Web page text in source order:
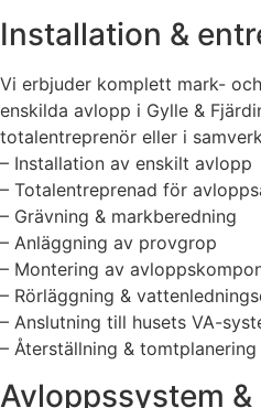
Installation &
Vi erbjuder komplett mark-
enskilda avlopp i Gylle &
totalentreprenör eller i
– Installation av enskilt avlopp
– Totalentreprenad för
– Grävning & markberedning
– Anläggning av provgrop
– Montering av
– Rörläggning &
– Anslutning till husets VA-
– Återställning & tomtplanering
Avloppssystem